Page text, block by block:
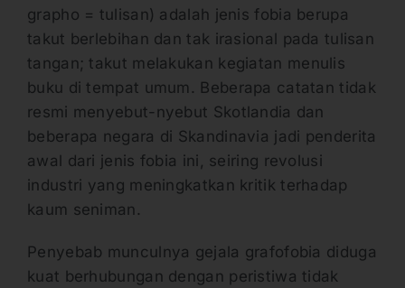
grapho = tulisan) adalah jenis fobia berupa
takut berlebihan dan tak irasional pada tulisan
tangan; takut melakukan kegiatan menulis
buku di tempat umum. Beberapa catatan tidak
resmi menyebut-nyebut Skotlandia dan
beberapa negara di Skandinavia jadi penderita
awal dari jenis fobia ini, seiring revolusi
industri yang meningkatkan kritik terhadap
kaum seniman.
Penyebab munculnya gejala grafofobia diduga
kuat berhubungan dengan peristiwa tidak